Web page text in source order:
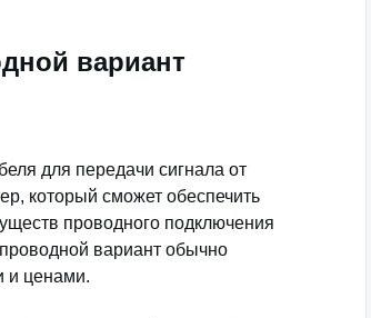
вариант
для передачи сигнала от
который сможет обеспечить
проводного подключения
вариант обычно
и ценами.